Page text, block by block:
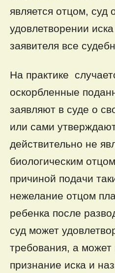
является отцом, суд
удовлетворении
заявителя все
На практике
оскорбленные
заявляют в суде о
или сами
действительно не
биологическим
причиной подачи
нежелание отцом
ребенка после
суд может
требования, а может
признание иска и